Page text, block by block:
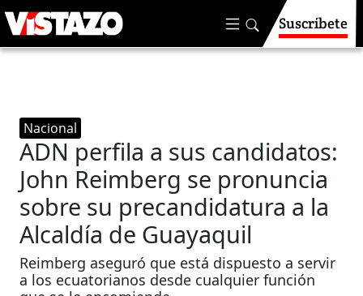
Suscríbete
Nacional
ADN perfila a sus candidatos:
John Reimberg se pronuncia
sobre su precandidatura a la
Alcaldía de Guayaquil
Reimberg aseguró que está dispuesto a servir
a los ecuatorianos desde cualquier función